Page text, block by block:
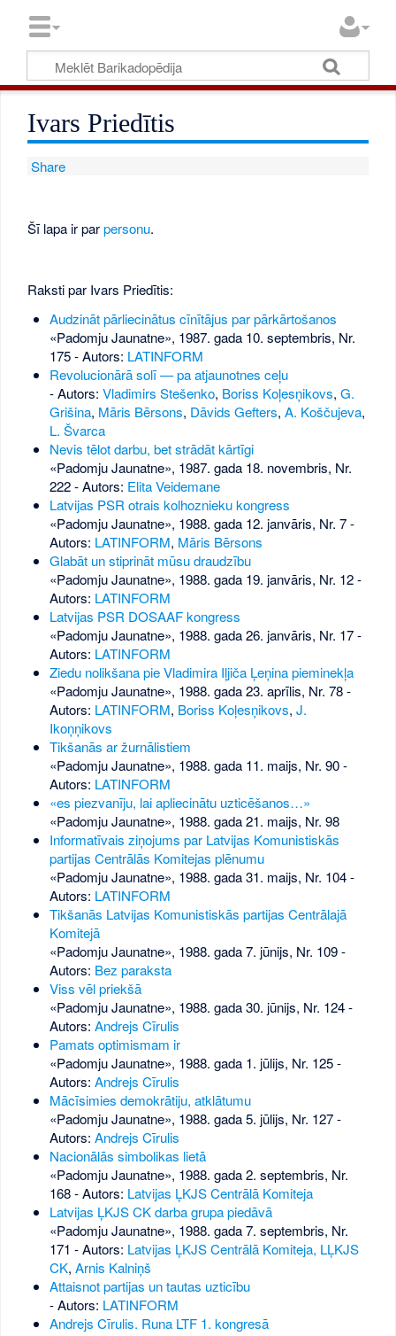
Ivars Priedītis
Share
Šī lapa ir parpersonu.
Raksti par Ivars Priedītis:
Audzināt pārliecinātus cīnītājus par pārkārtošanos
«Padomju Jaunatne», 1987. gada 10. septembris, Nr.
175- Autors: LATINFORM
Revolucionārā solī — pa atjaunotnes ceļu
- Autors: Vladimirs Stešenko, Boriss Koļesņikovs, G.
Grišina, Māris Bērsons, Dāvids Gefters, A. Koščujeva,
L. Švarca
Nevis tēlot darbu, bet strādāt kārtīgi
«Padomju Jaunatne», 1987. gada 18. novembris, Nr.
222- Autors: Elita Veidemane
Latvijas PSR otrais kolhoznieku kongress
«Padomju Jaunatne», 1988. gada 12. janvāris, Nr. 7-
Autors: LATINFORM, Māris Bērsons
Glabāt un stiprināt mūsu draudzību
«Padomju Jaunatne», 1988. gada 19. janvāris, Nr. 12-
Autors: LATINFORM
Latvijas PSR DOSAAF kongress
«Padomju Jaunatne», 1988. gada 26. janvāris, Nr. 17-
Autors: LATINFORM
Ziedu nolikšana pie Vladimira Iļjiča Ļeņina pieminekļa
«Padomju Jaunatne», 1988. gada 23. aprīlis, Nr. 78-
Autors: LATINFORM, Boriss Koļesņikovs, J.
Ikoņņikovs
Tikšanās ar žurnālistiem
«Padomju Jaunatne», 1988. gada 11. maijs, Nr. 90-
Autors: LATINFORM
«es piezvanīju, lai apliecinātu uzticēšanos…»
«Padomju Jaunatne», 1988. gada 21. maijs, Nr. 98
Informatīvais ziņojums par Latvijas Komunistiskās
partijas Centrālās Komitejas plēnumu
«Padomju Jaunatne», 1988. gada 31. maijs, Nr. 104-
Autors: LATINFORM
Tikšanās Latvijas Komunistiskās partijas Centrālajā
Komitejā
«Padomju Jaunatne», 1988. gada 7. jūnijs, Nr. 109-
Autors: Bez paraksta
Viss vēl priekšā
«Padomju Jaunatne», 1988. gada 30. jūnijs, Nr. 124-
Autors: Andrejs Cīrulis
Pamats optimismam ir
«Padomju Jaunatne», 1988. gada 1. jūlijs, Nr. 125-
Autors: Andrejs Cīrulis
Mācīsimies demokrātiju, atklātumu
«Padomju Jaunatne», 1988. gada 5. jūlijs, Nr. 127-
Autors: Andrejs Cīrulis
Nacionālās simbolikas lietā
«Padomju Jaunatne», 1988. gada 2. septembris, Nr.
168- Autors: Latvijas ĻKJS Centrālā Komiteja
Latvijas ĻKJS CK darba grupa piedāvā
«Padomju Jaunatne», 1988. gada 7. septembris, Nr.
171 - Autors: Latvijas ĻKJS Centrālā Komiteja, LĻKJS
CK, Arnis Kalniņš
Attaisnot partijas un tautas uzticību
- Autors: LATINFORM
Andrejs Cīrulis. Runa LTF 1. kongresā